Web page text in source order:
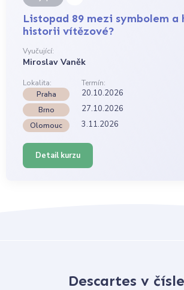
Listopad 89 mezi symbolem a
historii vítězové?
Vyučující:
Miroslav Vaněk
Lokalita:
Termín:
Praha
20.10.2026
Brno 27.10.2026
Olomouc 3.11.2026
Detail kurzu
Descartes v